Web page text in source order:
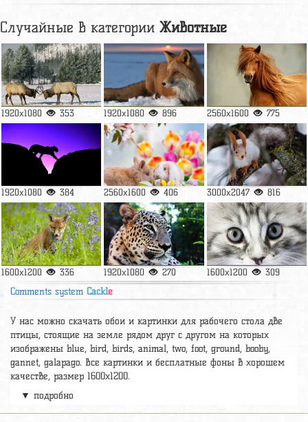
Случайные в категории Животные
1920x1080 353 1920x1080 896 2560x1600 775
1920x1080 384 2560x1600 406 3000x2047 816
1600x1200 336 1920x1080 270 1600x1200 309
Comments system Cackle
У нас можно скачать обои и картинки для рабочего стола две
птицы, стоящие на земле рядом друг с другом на которых
изображены blue, bird, birds, animal, two, foot, ground, booby,
gannet, galapago. Все картинки и бесплатные фоны в хорошем
качестве, размер 1600x1200.
А так же можно найти много других картинок на нужную тему
разделобои Животные, на сайте pic2.me представлено очень
▼ подробно